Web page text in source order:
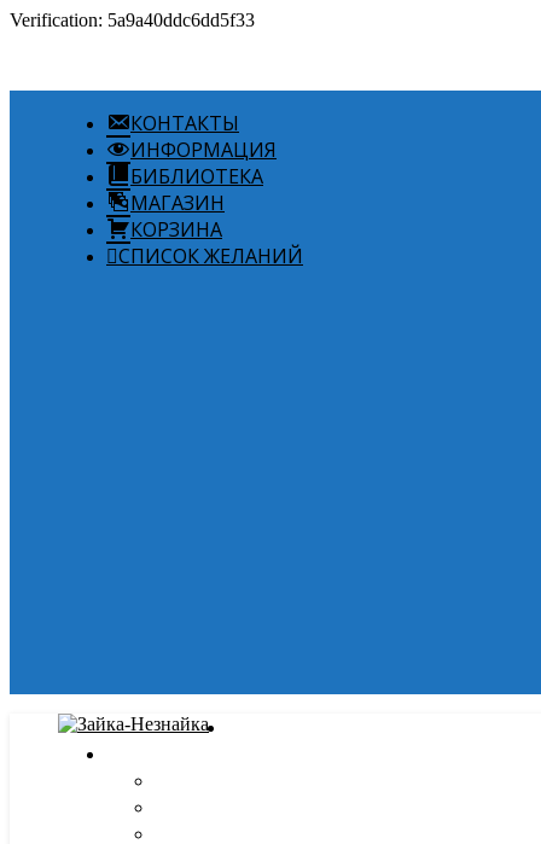
Verification: 5a9a40ddc6dd5f33
КОНТАКТЫ
ИНФОРМАЦИЯ
БИБЛИОТЕКА
МАГАЗИН
КОРЗИНА
СПИСОК ЖЕЛАНИЙ